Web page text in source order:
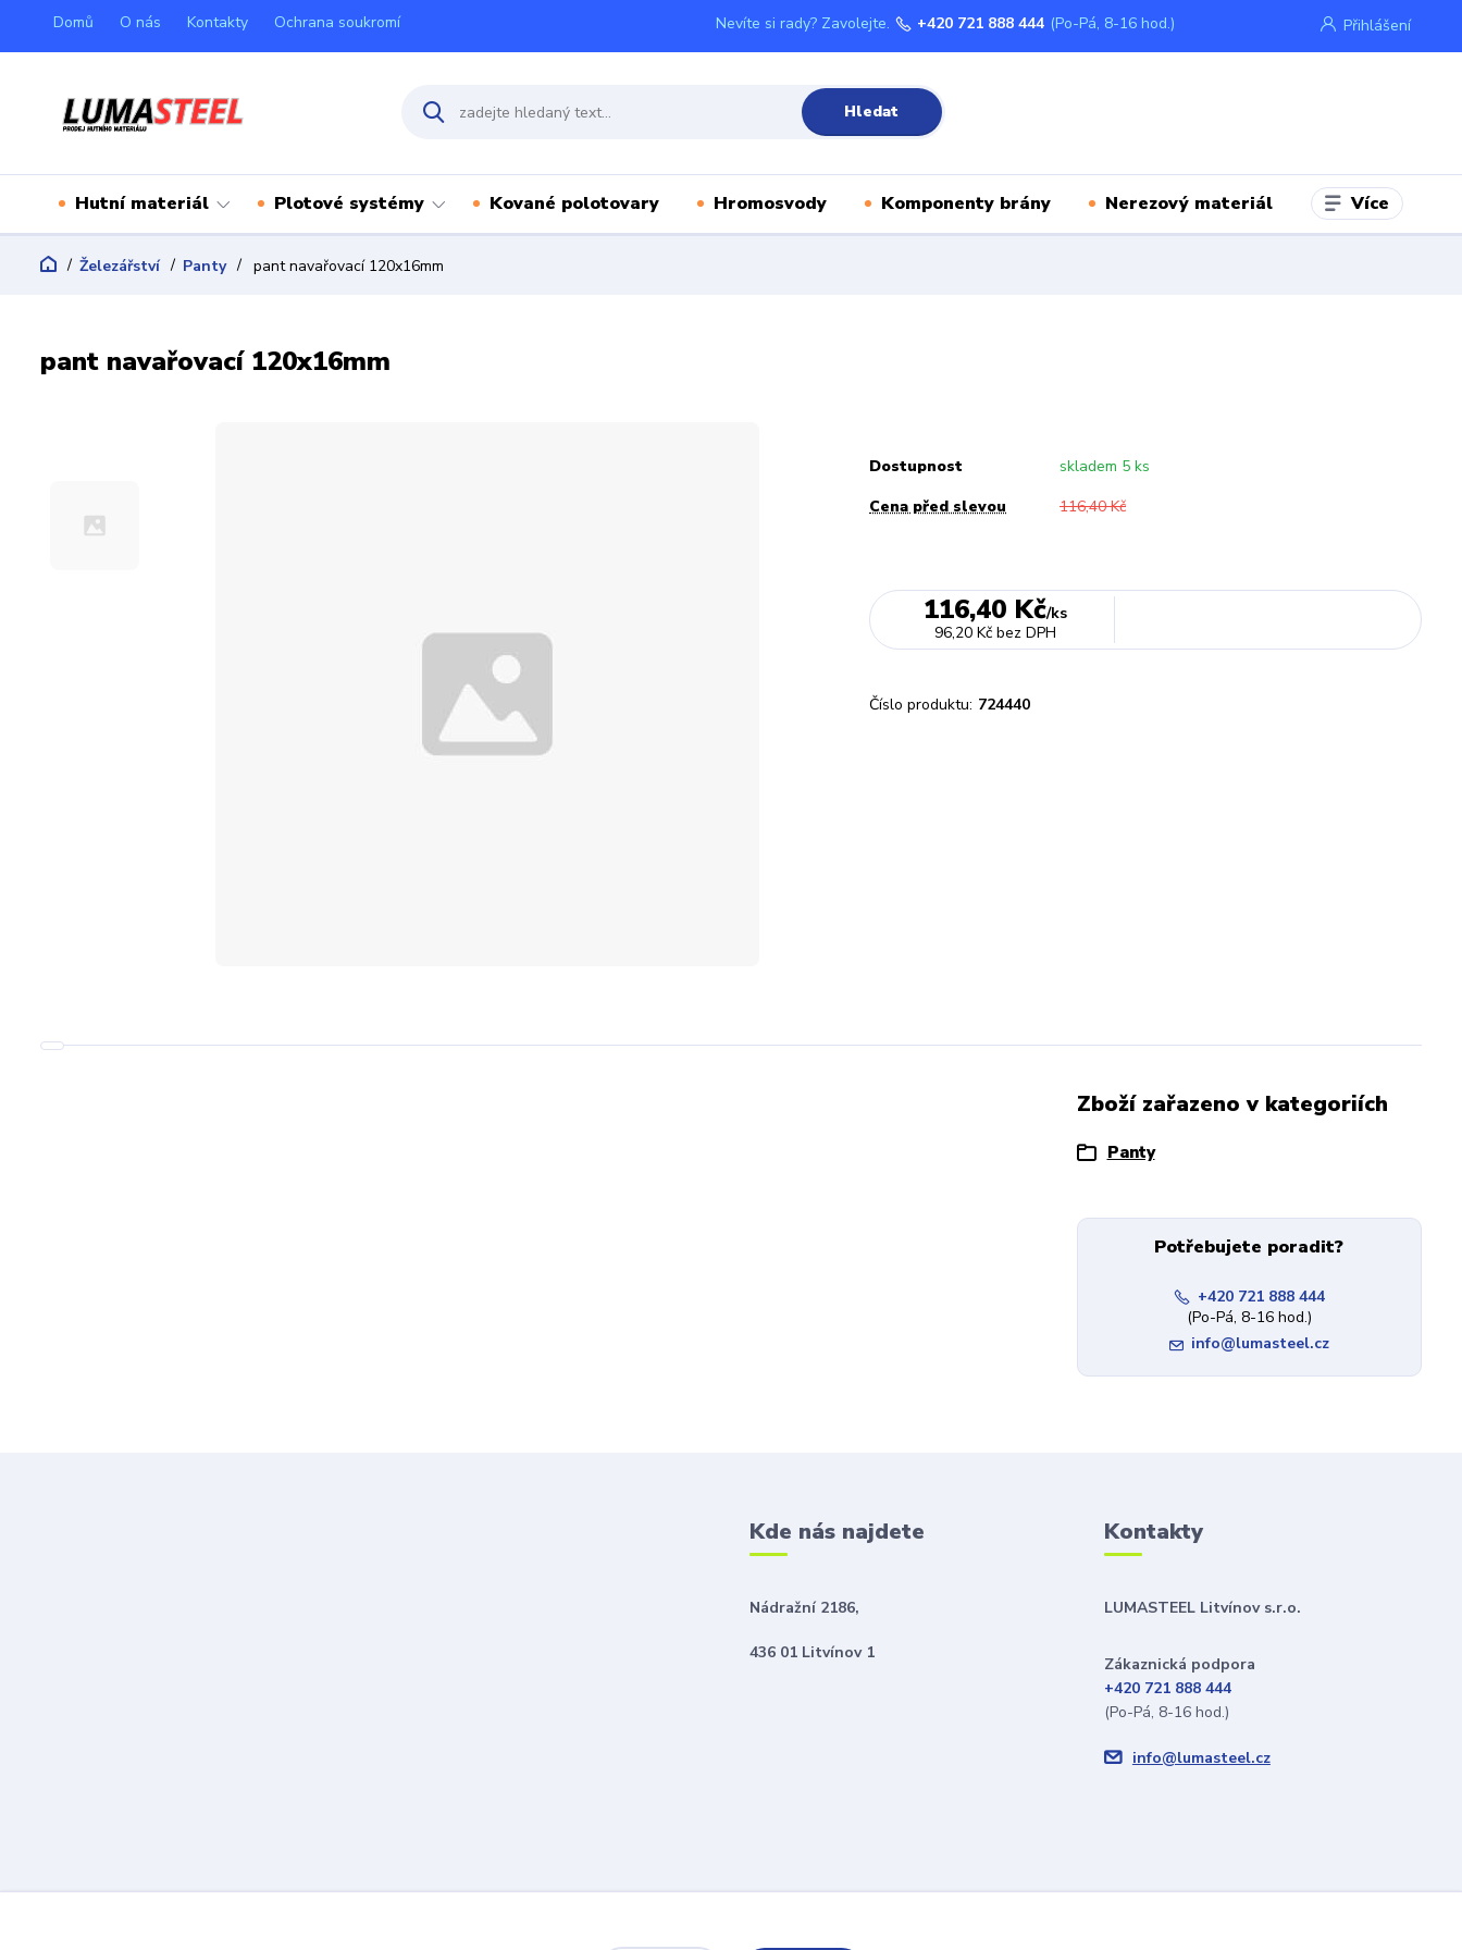
Domů O nás Kontakty Ochrana soukromí Přihlášení
Hledat
Nevíte si rady? Zavolejte. +420 721 888 444 (Po-Pá, 8-16 hod.)
Hutní materiál Plotové systémy Kované polotovary Hromosvody Komponenty brány Nerezový materiál Více
Železářství Panty pant navařovací 120x16mm
pant navařovací 120x16mm
Dostupnost
skladem 5 ks
Cena před slevou
116,40 Kč
116,40 Kč/ks
96,20 Kč bez DPH
Číslo produktu: 724440
Zboží zařazeno v kategoriích
Panty
Potřebujete poradit?
+420 721 888 444
(Po-Pá, 8-16 hod.)
info@lumasteel.cz
Kde nás najdete
Nádražní 2186,
436 01 Litvínov 1
Kontakty
LUMASTEEL Litvínov s.r.o.
Zákaznická podpora
+420 721 888 444
(Po-Pá, 8-16 hod.)
info@lumasteel.cz